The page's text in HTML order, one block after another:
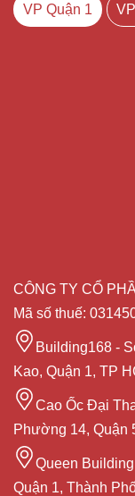
VP Quận 1
CÔNG TY CỔ
Mã số thuế:
Building168 -
Kao, Quận 1, TP
Cao Ốc Đại
Phường 14, Quận
Queen
Quận 1, Thành